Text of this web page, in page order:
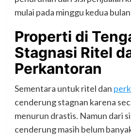
mulai pada minggu kedua
Properti di
Stagnasi Ritel
Perkantoran
Sementara untuk ritel dan
cenderung stagnan karena
menurun drastis. Namun dari
cenderung masih belum